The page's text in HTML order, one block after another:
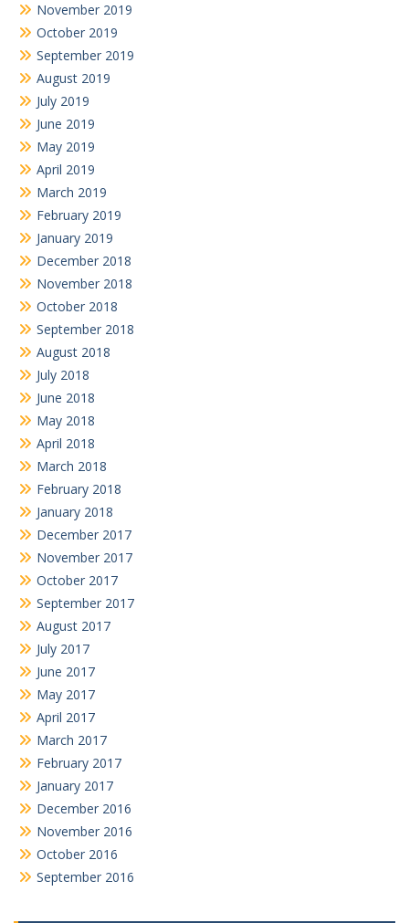
November 2019
October 2019
September 2019
August 2019
July 2019
June 2019
May 2019
April 2019
March 2019
February 2019
January 2019
December 2018
November 2018
October 2018
September 2018
August 2018
July 2018
June 2018
May 2018
April 2018
March 2018
February 2018
January 2018
December 2017
November 2017
October 2017
September 2017
August 2017
July 2017
June 2017
May 2017
April 2017
March 2017
February 2017
January 2017
December 2016
November 2016
October 2016
September 2016